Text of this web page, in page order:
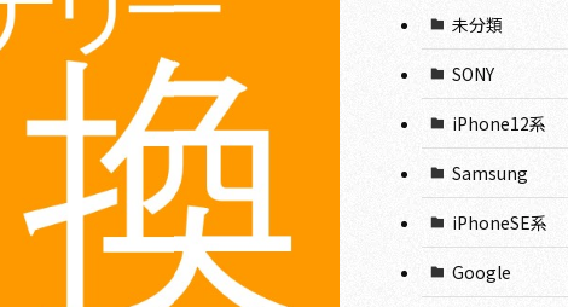
未分類
SONY
iPhone12系
Samsung
iPhoneSE系
Google